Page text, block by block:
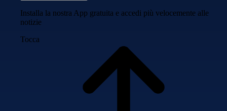
Installa la nostra App gratuita e accedi più velocemente alle
notizie
Tocca